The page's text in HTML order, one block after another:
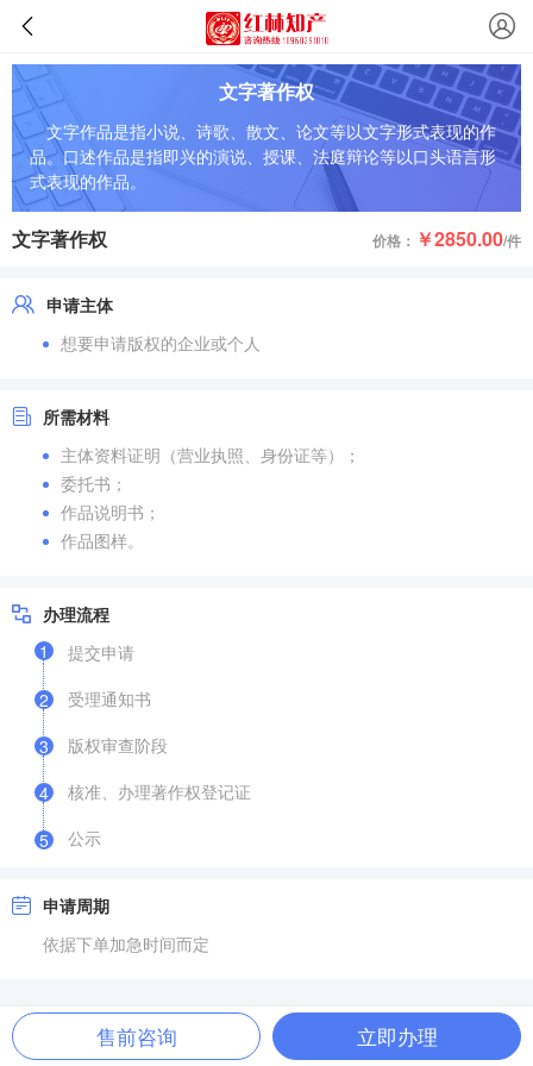
文字著作权
文字作品是指小说、诗歌、散文、论文等以文字形式表现的作
品。口述作品是指即兴的演说、授课、法庭辩论等以口头语言形
式表现的作品。
文字著作权 价格： ￥2850.00/件
申请主体
想要申请版权的企业或个人
所需材料
主体资料证明（营业执照、身份证等）；
委托书；
作品说明书；
作品图样。
办理流程
1
提交申请
2
受理通知书
3
版权审查阶段
4
核准、办理著作权登记证
5 公示
申请周期
依据下单加急时间而定
售前咨询 立即办理